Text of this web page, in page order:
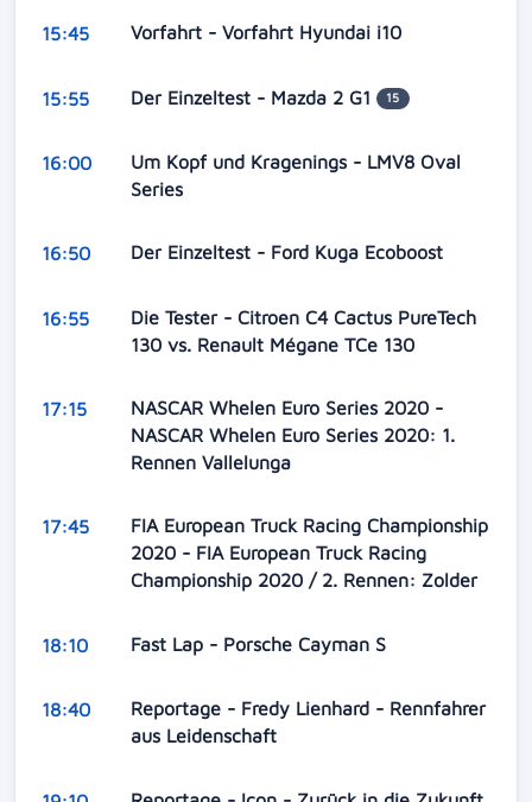
15:45 Vorfahrt - Vorfahrt Hyundai i10
15:55 Der Einzeltest - Mazda 2 G1 15
16:00
Um Kopf und Kragenings - LMV8 Oval
Series
16:50 Der Einzeltest - Ford Kuga Ecoboost
16:55
Die Tester - Citroen C4 Cactus PureTech
130 vs. Renault Mégane TCe 130
17:15
NASCAR Whelen Euro Series 2020 -
NASCAR Whelen Euro Series 2020: 1.
Rennen Vallelunga
17:45
FIA European Truck Racing Championship
2020 - FIA European Truck Racing
Championship 2020 / 2. Rennen: Zolder
18:10 Fast Lap - Porsche Cayman S
18:40
Reportage - Fredy Lienhard - Rennfahrer
aus Leidenschaft